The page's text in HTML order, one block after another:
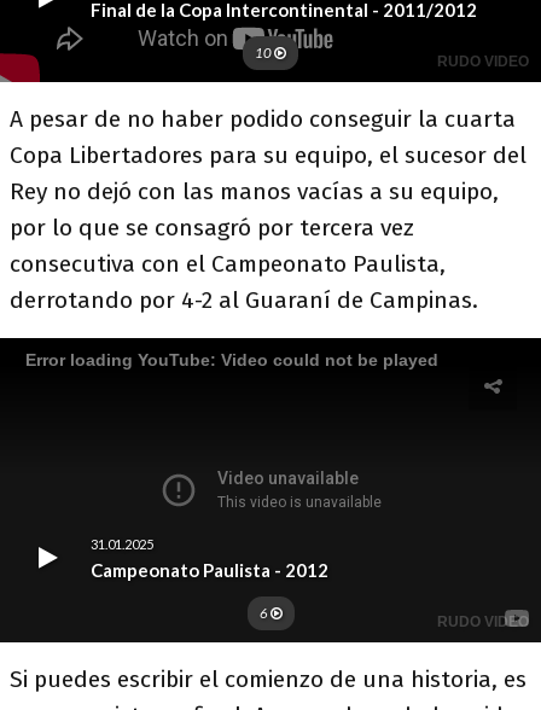
A pesar de no haber podido conseguir la cuarta
Copa Libertadores para su equipo, el sucesor del
Rey no dejó con las manos vacías a su equipo,
por lo que se consagró por tercera vez
consecutiva con el Campeonato Paulista,
derrotando por 4-2 al Guaraní de Campinas.
Si puedes escribir el comienzo de una historia, es